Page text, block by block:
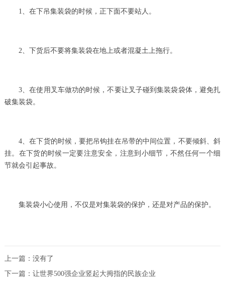
1、在下吊集装袋的时候，正下面不要站人。
2、下货后不要将集装袋在地上或者混凝土上拖行。
3、在使用叉车做功的时候，不要让叉子碰到集装袋袋体，避免扎
破集装袋。
4、在下货的时候，要把吊钩挂在吊带的中间位置，不要倾斜、斜
挂。在下货的时候一定要注意安全，注意到小细节，不然任何一个细
节就会引起事故。
集装袋小心使用，不仅是对集装袋的保护，还是对产品的保护。
上一篇：没有了
下一篇： 让世界500强企业竖起大拇指的民族企业